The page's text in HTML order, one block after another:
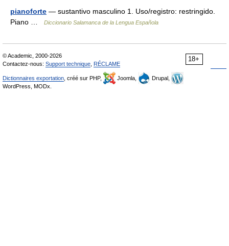
pianoforte — sustantivo masculino 1. Uso/registro: restringido.
Piano …
Diccionario Salamanca de la Lengua Española
18+
© Academic, 2000-2026
Contactez-nous: Support technique RÉCLAME
Dictionnaires exportation , créé sur PHP, Joomla,
Drupal,
WordPress, MODx.